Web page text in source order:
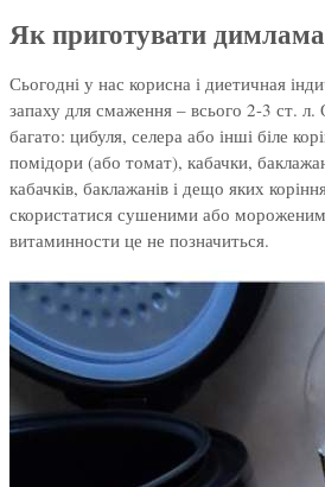
Як приготувати
Сьогодні у нас корисна і диетичная
запаху для смаження – всього 2-3 ст. л.
багато: цибуля, селера або інші біле
помідори (або томат), кабачки,
кабачків, баклажанів і дещо яких
скористатися сушеними або
витаминности це не позначиться.